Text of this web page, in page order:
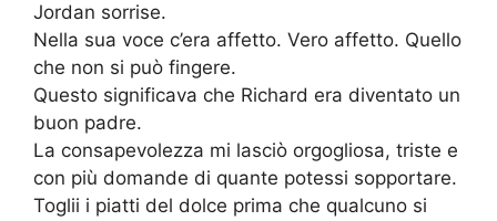
Jordan sorrise.
Nella sua voce c’era affetto. Vero affetto. Quello
che non si può fingere.
Questo significava che Richard era diventato un
buon padre.
La consapevolezza mi lasciò orgogliosa, triste e
con più domande di quante potessi sopportare.
Toglii i piatti del dolce prima che qualcuno si